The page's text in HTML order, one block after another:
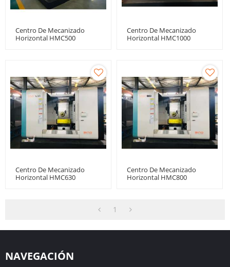
Centro De Mecanizado
Horizontal HMC500
Centro De Mecanizado
Horizontal HMC1000
Centro De Mecanizado
Horizontal HMC630
Centro De Mecanizado
Horizontal HMC800
1
NAVEGACIÓN